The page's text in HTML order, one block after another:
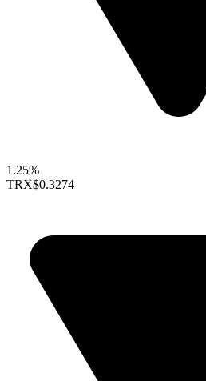
1.25%
TRX$0.3274